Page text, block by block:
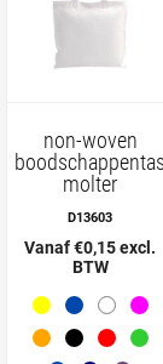
non-woven
molter
D13603
Vanaf €0,15 excl.
BTW